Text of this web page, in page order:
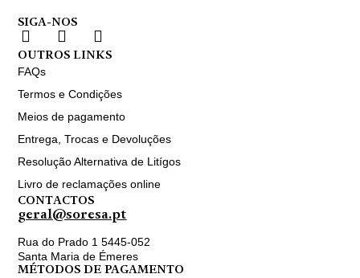
SIGA-NOS
OUTROS LINKS
FAQs
Termos e Condições
Meios de pagamento
Entrega, Trocas e Devoluções
Resolução Alternativa de Litígos
Livro de reclamações online
CONTACTOS
geral@soresa.pt
Rua do Prado 1 5445-052
Santa Maria de Émeres
MÉTODOS DE PAGAMENTO